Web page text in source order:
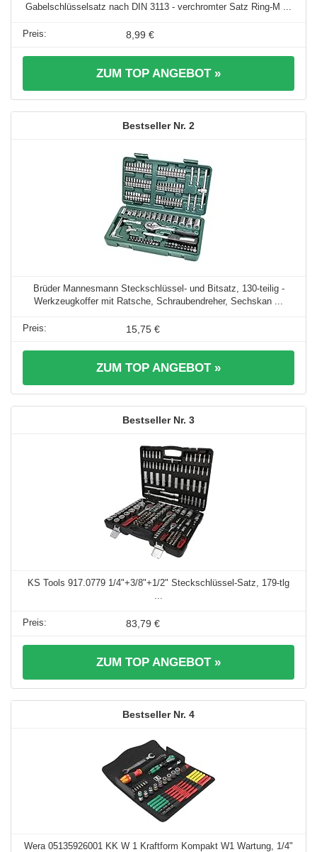
Gabelschlüsselsatz nach DIN 3113 - verchromter Satz Ring-M ...
8,99 €
ZUM TOP ANGEBOT »
2
Brüder Mannesmann Steckschlüssel- und Bitsatz, 130-teilig -
Werkzeugkoffer mit Ratsche, Schraubendreher, Sechskan ...
15,75 €
ZUM TOP ANGEBOT »
3
KS Tools 917.0779 1/4"+3/8"+1/2" Steckschlüssel-Satz, 179-tlg
83,79 €
ZUM TOP ANGEBOT »
4
Wera 05135926001 KK W 1 Kraftform Kompakt W1 Wartung, 1/4"